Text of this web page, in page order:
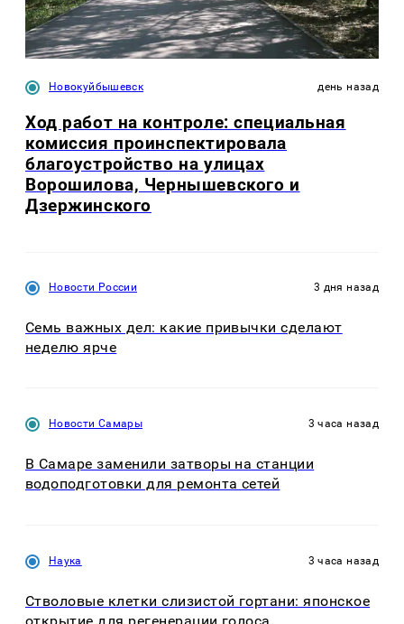
Новокуйбышевск день назад
Ход работ на контроле: специальная
комиссия проинспектировала
благоустройство на улицах
Ворошилова, Чернышевского и
Дзержинского
Новости России 3 дня назад
Семь важных дел: какие привычки сделают
неделю ярче
Новости Самары 3 часа назад
В Самаре заменили затворы на станции
водоподготовки для ремонта сетей
Наука 3 часа назад
Стволовые клетки слизистой гортани: японское